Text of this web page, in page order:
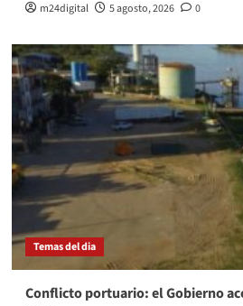
m24digital 5 agosto, 2026 0
Temas del dia
Conflicto portuario: el Gobierno